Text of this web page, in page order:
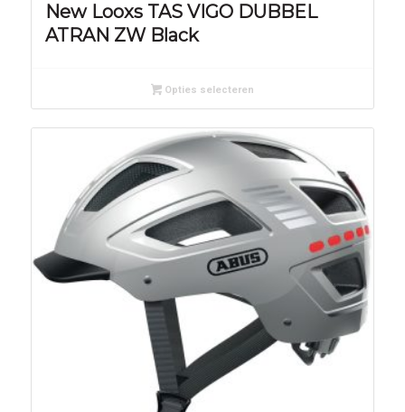
New Looxs TAS VIGO DUBBEL
ATRAN ZW Black
Opties selecteren